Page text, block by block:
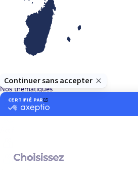
Océan Indien
Nos thématiques